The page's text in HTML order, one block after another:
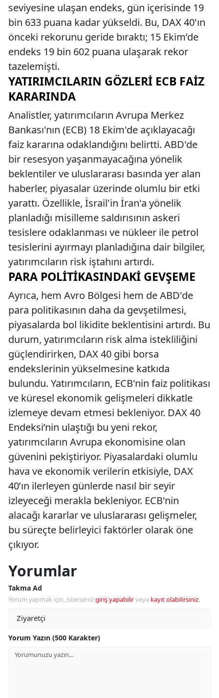
seviyesine ulaşan endeks, gün içerisinde 19
bin 633 puana kadar yükseldi. Bu, DAX 40'ın
önceki rekorunu geride bıraktı; 15 Ekim’de
endeks 19 bin 602 puana ulaşarak rekor
tazelemişti.
YATIRIMCILARIN GÖZLERI ECB FAIZ
KARARINDA
Analistler, yatırımcıların Avrupa Merkez
Bankası'nın (ECB) 18 Ekim'de açıklayacağı
faiz kararına odaklandığını belirtti. ABD'de
bir resesyon yaşanmayacağına yönelik
beklentiler ve uluslararası basında yer alan
haberler, piyasalar üzerinde olumlu bir etki
yarattı. Özellikle, İsrail'in İran'a yönelik
planladığı misilleme saldırısının askeri
tesislere odaklanması ve nükleer ile petrol
tesislerini ayırmayı planladığına dair bilgiler,
yatırımcıların risk iştahını artırdı.
PARA POLITIKASINDAKI GEVŞEME
Ayrıca, hem Avro Bölgesi hem de ABD'de
para politikasının daha da gevşetilmesi,
piyasalarda bol likidite beklentisini artırdı. Bu
durum, yatırımcıların risk alma istekliliğini
güçlendirirken, DAX 40 gibi borsa
endekslerinin yükselmesine katkıda
bulundu. Yatırımcıların, ECB'nin faiz politikası
ve küresel ekonomik gelişmeleri dikkatle
izlemeye devam etmesi bekleniyor. DAX 40
Endeksi’nin ulaştığı bu yeni rekor,
yatırımcıların Avrupa ekonomisine olan
güvenini pekiştiriyor. Piyasalardaki olumlu
hava ve ekonomik verilerin etkisiyle, DAX
40’ın ilerleyen günlerde nasıl bir seyir
izleyeceği merakla bekleniyor. ECB'nin
alacağı kararlar ve uluslararası gelişmeler,
bu süreçte belirleyici faktörler olarak öne
çıkıyor.
Yorumlar
Takma Ad
Yorum yapmak için, istersenizgiriş yapabilirveya kayıt olabilirsiniz.
Yorum Yazın (500 Karakter)